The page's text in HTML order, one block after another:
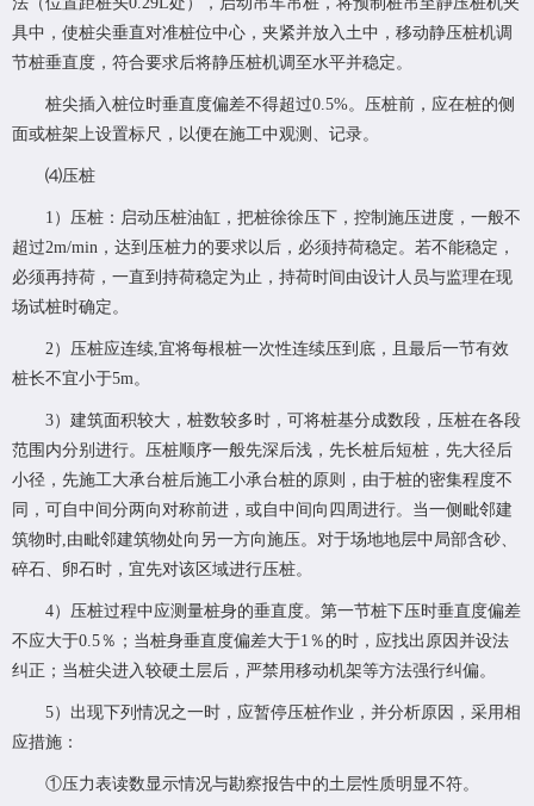
具中，使桩尖垂直对准桩位中心，夹紧并放入土中，移动静压桩机调
节桩垂直度，符合要求后将静压桩机调至水平并稳定。
桩尖插入桩位时垂直度偏差不得超过0.5%。压桩前，应在桩的侧
面或桩架上设置标尺，以便在施工中观测、记录。
⑷压桩
1）压桩：启动压桩油缸，把桩徐徐压下，控制施压进度，一般不
超过2m/min，达到压桩力的要求以后，必须持荷稳定。若不能稳定，
必须再持荷，一直到持荷稳定为止，持荷时间由设计人员与监理在现
场试桩时确定。
2）压桩应连续,宜将每根桩一次性连续压到底，且最后一节有效
桩长不宜小于5m。
3）建筑面积较大，桩数较多时，可将桩基分成数段，压桩在各段
范围内分别进行。压桩顺序一般先深后浅，先长桩后短桩，先大径后
小径，先施工大承台桩后施工小承台桩的原则，由于桩的密集程度不
同，可自中间分两向对称前进，或自中间向四周进行。当一侧毗邻建
筑物时,由毗邻建筑物处向另一方向施压。对于场地地层中局部含砂、
碎石、卵石时，宜先对该区域进行压桩。
4）压桩过程中应测量桩身的垂直度。第一节桩下压时垂直度偏差
不应大于0.5％；当桩身垂直度偏差大于1％的时，应找出原因并设法
纠正；当桩尖进入较硬土层后，严禁用移动机架等方法强行纠偏。
5）出现下列情况之一时，应暂停压桩作业，并分析原因，采用相
应措施：
①压力表读数显示情况与勘察报告中的土层性质明显不符。